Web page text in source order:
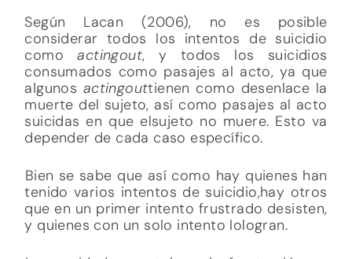
Según Lacan (2006), no es posible
considerar todos los intentos de suicidio
comoactingout, y todos los suicidios
consumados como pasajes al acto, ya que
algunos actingouttienen como desenlace la
muerte del sujeto, así como pasajes al acto
suicidas en que elsujeto no muere. Esto va
depender de cada caso específico.
Bien se sabe que así como hay quienes han
tenido varios intentos de suicidio,hay otros
que en un primer intento frustrado desisten,
y quienes con un solo intento lologran.